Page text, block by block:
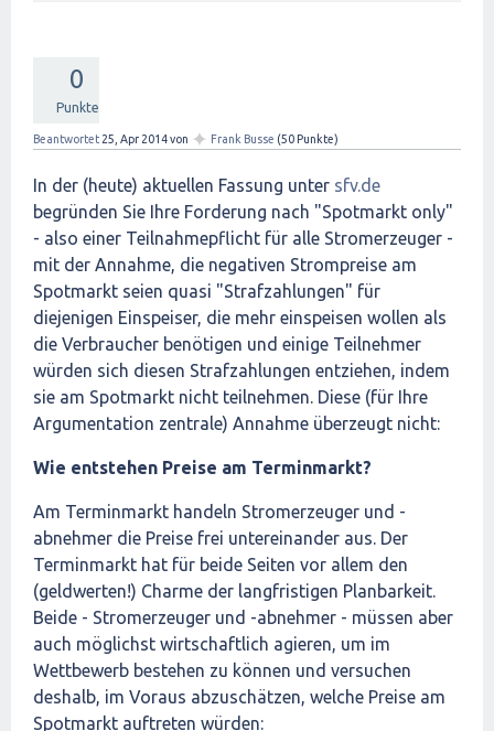
0
Punkte
Beantwortet 25, Apr 2014von ✦ Frank Busse (50 Punkte)
In der (heute) aktuellen Fassung unter sfv.de
begründen Sie Ihre Forderung nach "Spotmarkt only"
- also einer Teilnahmepflicht für alle Stromerzeuger -
mit der Annahme, die negativen Strompreise am
Spotmarkt seien quasi "Strafzahlungen" für
diejenigen Einspeiser, die mehr einspeisen wollen als
die Verbraucher benötigen und einige Teilnehmer
würden sich diesen Strafzahlungen entziehen, indem
sie am Spotmarkt nicht teilnehmen. Diese (für Ihre
Argumentation zentrale) Annahme überzeugt nicht:
Wie entstehen Preise am Terminmarkt?
Am Terminmarkt handeln Stromerzeuger und -
abnehmer die Preise frei untereinander aus. Der
Terminmarkt hat für beide Seiten vor allem den
(geldwerten!) Charme der langfristigen Planbarkeit.
Beide - Stromerzeuger und -abnehmer - müssen aber
auch möglichst wirtschaftlich agieren, um im
Wettbewerb bestehen zu können und versuchen
deshalb, im Voraus abzuschätzen, welche Preise am
Spotmarkt auftreten würden: